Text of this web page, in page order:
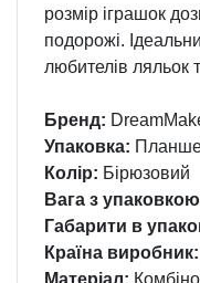
розмір іграшок
подорожі.
любителів ляльок
Бренд:
Упаковка:
Колір: Бірюзовий
Вага з
Габарити в
Країна виробник: